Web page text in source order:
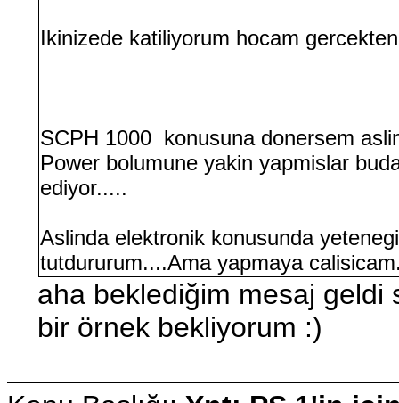
Ikinizede katiliyorum hocam
SCPH 1000 konusuna donersem
Power bolumune yakin yapmislar
ediyor.....
Aslinda elektronik konusunda
tutdururum....Ama yapmaya
aha beklediğim mesaj geldi
bir örnek bekliyorum :)